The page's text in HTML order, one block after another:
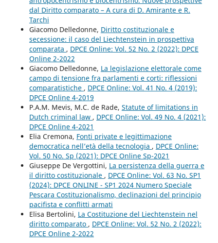
dal Diritto comparato – A cura di D. Amirante e R.
Tarchi
Giacomo Delledonne, Diritto costituzionale e
secessione: il caso del Liechtenstein in prospettiva
comparata , DPCE Online: Vol. 52 No. 2 (2022): DPCE
Online 2-2022
Giacomo Delledonne, La legislazione elettorale come
campo di tensione fra parlamenti e corti: riflessioni
comparatistiche , DPCE Online: Vol. 41 No. 4 (2019):
DPCE Online 4-2019
P.A.M. Mevis, M.C. de Rade, Statute of limitations in
Dutch criminal law , DPCE Online: Vol. 49 No. 4 (2021):
DPCE Online 4-2021
Elia Cremona, Fonti private e legittimazione
democratica nell’età della tecnologia , DPCE Online:
Vol. 50 No. Sp (2021): DPCE Online Sp-2021
Giuseppe De Vergottini, La persistenza della guerra e
il diritto costituzionale , DPCE Online: Vol. 63 No. SP1
(2024): DPCE ONLINE - SP1 2024 Numero Speciale
Pescara Costituzionalismo, declinazioni del principio
pacifista e conflitti armati
Elisa Bertolini, La Costituzione del Liechtenstein nel
diritto comparato , DPCE Online: Vol. 52 No. 2 (2022):
DPCE Online 2-2022